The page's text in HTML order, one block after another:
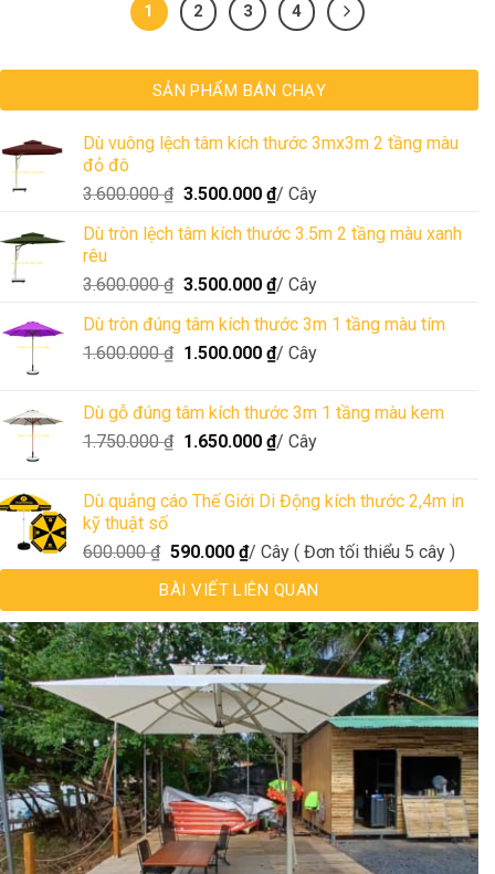
1 2 3 4
SẢN PHẨM BÁN CHẠY
Dù vuông lệch tâm kích thước 3mx3m 2 tầng màu
đỏ đô
3.600.000₫ 3.500.000 ₫/ Cây
Dù tròn lệch tâm kích thước 3.5m 2 tầng màu xanh
rêu
3.600.000₫ 3.500.000 ₫/ Cây
Dù tròn đúng tâm kích thước 3m 1 tầng màu tím
1.600.000₫ 1.500.000 ₫/ Cây
Dù gỗ đúng tâm kích thước 3m 1 tầng màu kem
1.750.000₫ 1.650.000 ₫/ Cây
Dù quảng cáo Thế Giới Di Động kích thước 2,4m in
kỹ thuật số
600.000₫ 590.000 ₫/ Cây ( Đơn tối thiểu 5 cây )
BÀI VIẾT LIÊN QUAN